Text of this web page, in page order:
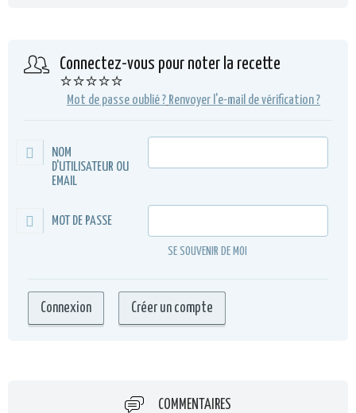
Connectez-vous pour noter la recette
⭐⭐⭐⭐⭐
Mot de passe oublié ? Renvoyer l'e-mail de vérification ?
NOM
D'UTILISATEUR OU
EMAIL
MOT DE PASSE
SE SOUVENIR DE MOI
COMMENTAIRES